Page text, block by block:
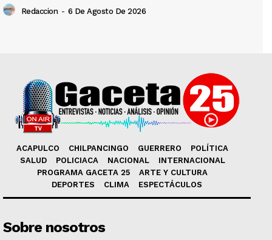
Redaccion - 6 De Agosto De 2026
ACAPULCO CHILPANCINGO GUERRERO
POLÍTICA
SALUD
POLICIACA NACIONAL
INTERNACIONAL
PROGRAMA GACETA 25
ARTE Y CULTURA
DEPORTES
CLIMA ESPECTÁCULOS
Sobre nosotros